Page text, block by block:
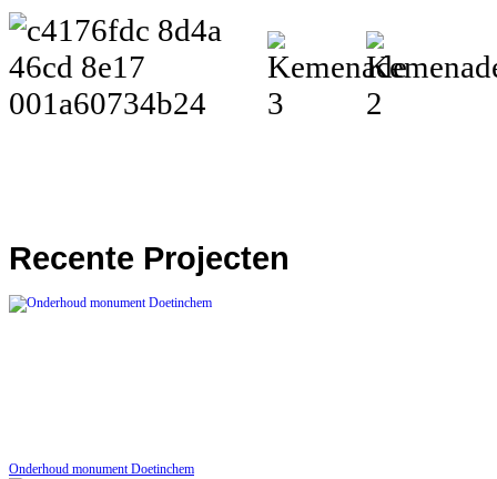
Recente Projecten
Onderhoud monument Doetinchem